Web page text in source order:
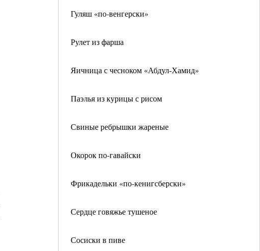
Гуляш «по-венгерски»
Рулет из фарша
Яичница с чесноком «Абдул-Хамид»
Паэлья из курицы с рисом
Свиные ребрышки жареные
Окорок по-гавайски
Фрикадельки «по-кенигсберски»
Сердце говяжье тушеное
Сосиски в пиве